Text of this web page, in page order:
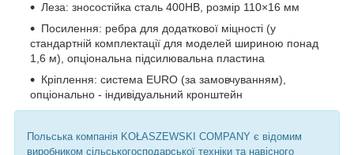
Леза: зносостійка сталь 400HB, розмір 110×16 мм
Посилення: ребра для додаткової міцності (у
стандартній комплектації для моделей шириною понад
1,6 м), опціональна підсилювальна пластина
Кріплення: система EURO (за замовчуванням),
опціонально - індивідуальний кронштейн
Польська компанія KOŁASZEWSKI COMPANY є відомим
виробником сільськогосподарської техніки та навісного